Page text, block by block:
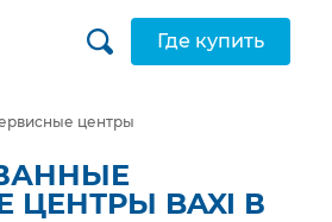
Где купить
центры
ЦЕНТРЫ BAXI В